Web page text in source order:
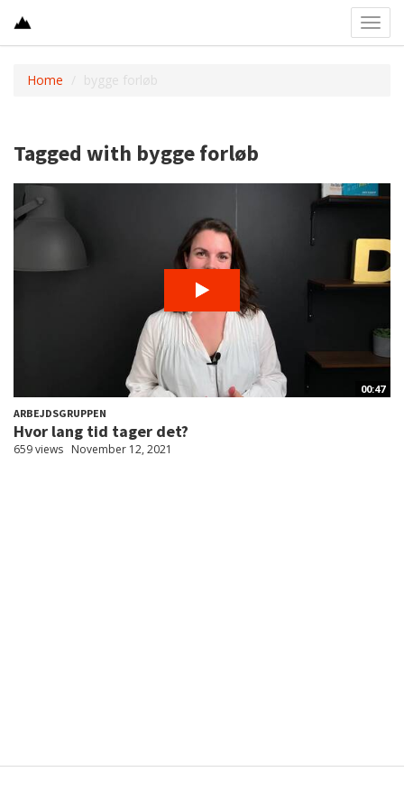
Home bygge forløb
Tagged with bygge forløb
00:47
ARBEJDSGRUPPEN
Hvor lang tid tager det?
659 views November 12, 2021